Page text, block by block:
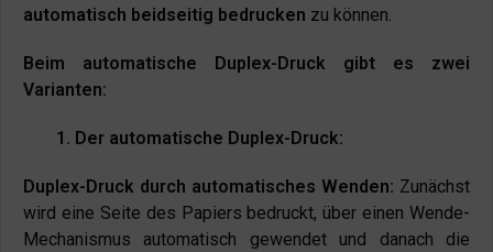
automatisch beidseitig bedrucken zu können.
Beim automatische Duplex-Druck gibt es zwei
Varianten:
1. Der automatische Duplex-Druck:
Duplex-Druck durch automatisches Wenden: Zunächst
wird eine Seite des Papiers bedruckt, über einen Wende-
Mechanismus automatisch gewendet und danach die